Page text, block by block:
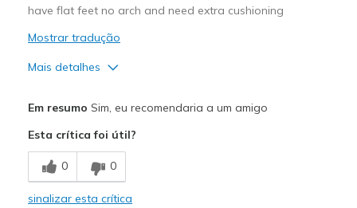
Sizing
Feels true to size
View On Shoes
I'm Into Shoes
have flat feet no arch and need extra cushioning
Mostrar tradução
Mais detalhes
Breathe Well
Comfortable
Em resumo Sim, eu recomendaria a um amigo
Esta crítica foi útil?
0 0
sinalizar esta crítica